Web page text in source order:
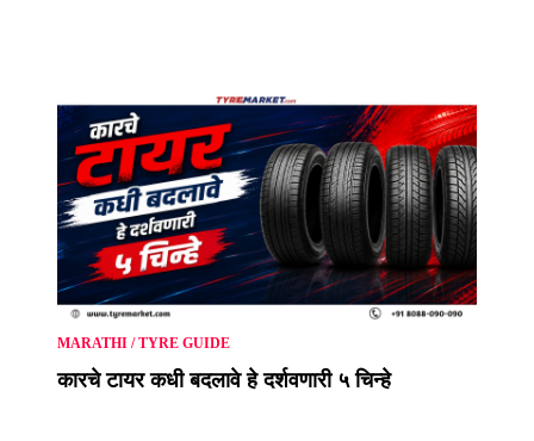
MARATHI /TYRE GUIDE
कारचे टायर कधी बदलावे हे दर्शवणारी ५ चिन्हे